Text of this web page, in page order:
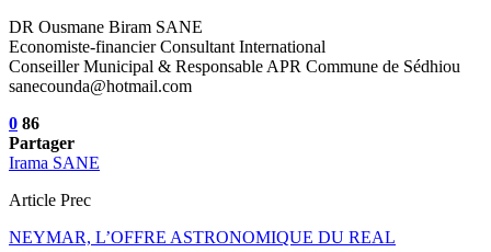
DR Ousmane Biram SANE
Economiste-financier Consultant International
Conseiller Municipal & Responsable APR Commune de Sédhiou
sanecounda@hotmail.com
0 86
Partager
Irama SANE
Article Prec
NEYMAR, L’OFFRE ASTRONOMIQUE DU REAL